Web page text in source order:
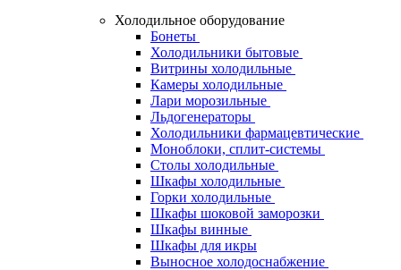
Холодильное оборудование
Бонеты
Холодильники бытовые
Витрины холодильные
Камеры холодильные
Лари морозильные
Льдогенераторы
Холодильники фармацевтические
Моноблоки, сплит-системы
Столы холодильные
Шкафы холодильные
Горки холодильные
Шкафы шоковой заморозки
Шкафы винные
Шкафы для икры
Выносное холодоснабжение